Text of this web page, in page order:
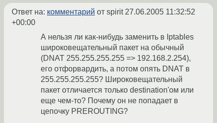
Ответ на: комментарий от spirit27.06.2005 11:32:52
+00:00
А нельзя ли как-нибудь заменить в Iptables
широковещательный пакет на обычный
(DNAT 255.255.255.255 => 192.168.2.254),
его отфорвардить, а потом опять DNAT в
255.255.255.255? Широковещательный
пакет отличается только destination'ом или
еще чем-то? Почему он не попадает в
цепочку PREROUTING?